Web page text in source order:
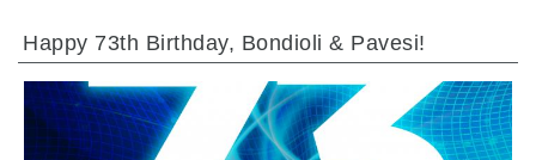
Happy 73th Birthday, Bondioli & Pavesi!